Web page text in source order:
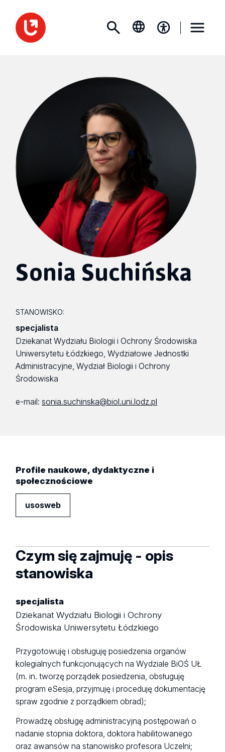
Sonia Suchińska
STANOWISKO:
specjalista
Dziekanat Wydziału Biologii i Ochrony Środowiska
Uniwersytetu Łódzkiego, Wydziałowe Jednostki
Administracyjne, Wydział Biologii i Ochrony
Środowiska
e-mail:sonia.suchinska@biol.uni.lodz.pl
Profile naukowe, dydaktyczne i
społecznościowe
usosweb
Czym się zajmuję - opis
stanowiska
specjalista
Dziekanat Wydziału Biologii i Ochrony
Środowiska Uniwersytetu Łódzkiego
Przygotowuję i obsługuję posiedzenia organów
kolegialnych funkcjonujących na Wydziale BiOŚ UŁ
(m. in. tworzę porządek posiedzenia, obsługuję
program eSesja, przyjmuję i proceduję dokumentację
spraw zgodnie z porządkiem obrad);
Prowadzę obsługę administracyjną postępowań o
nadanie stopnia doktora, doktora habilitowanego
oraz awansów na stanowisko profesora Uczelni;